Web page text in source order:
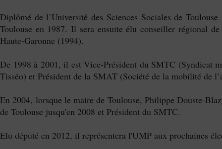
Diplômé de l’Université des Sciences Sociales de
Toulouse en 1987. Il sera ensuite élu conseiller régional
Haute-Garonne (1994).
De 1998 à 2001, il est Vice-Président du SMTC (Syndicat
Tisséo) et Président de la SMAT (Société de la mobilité de
En 2004, lorsque le maire de Toulouse, Philippe Douste-
de Toulouse jusqu'en 2008 et Président du SMTC.
Elu député en 2012, il représentera l'UMP aux prochaines